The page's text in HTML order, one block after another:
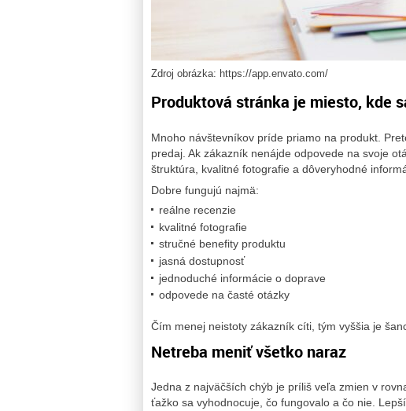
Zdroj obrázka: https://app.envato.com/
Produktová stránka je miesto, kde
Mnoho návštevníkov príde priamo na produkt.
predaj. Ak zákazník nenájde odpovede na svoje
štruktúra, kvalitné fotografie a dôveryhodné
Dobre fungujú najmä:
reálne recenzie
kvalitné fotografie
stručné benefity produktu
jasná dostupnosť
jednoduché informácie o doprave
odpovede na časté otázky
Čím menej neistoty zákazník cíti, tým vyššia je
Netreba meniť všetko naraz
Jedna z najväčších chýb je príliš veľa zmien v
ťažko sa vyhodnocuje, čo fungovalo a čo nie.